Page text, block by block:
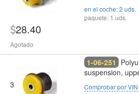
en el coche: 2 uds.
paquete: 1 uds.
28.40
Agotado
3
1-06-251
suspension,
Comprobar por VIN